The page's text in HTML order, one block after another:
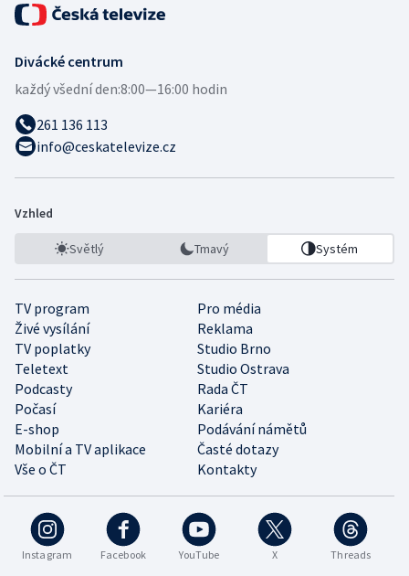
Divácké centrum
každý všední den:8:00—16:00 hodin
261 136 113
info@ceskatelevize.cz
Vzhled
Světlý Tmavý Systém
TV program
Pro média
Živé vysílání
Reklama
TV poplatky
Studio Brno
Teletext
Studio Ostrava
Podcasty
Rada ČT
Počasí
Kariéra
E-shop
Podávání námětů
Mobilní a TV aplikace
Časté dotazy
Vše o ČT
Kontakty
Instagram Facebook YouTube X Threads